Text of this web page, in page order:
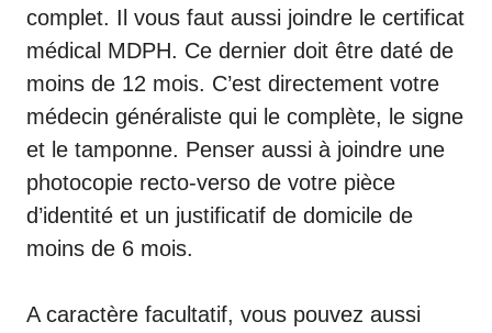
complet. Il vous faut aussi joindre le certificat
médical MDPH. Ce dernier doit être daté de
moins de 12 mois. C’est directement votre
médecin généraliste qui le complète, le signe
et le tamponne. Penser aussi à joindre une
photocopie recto-verso de votre pièce
d’identité et un justificatif de domicile de
moins de 6 mois.
A caractère facultatif, vous pouvez aussi